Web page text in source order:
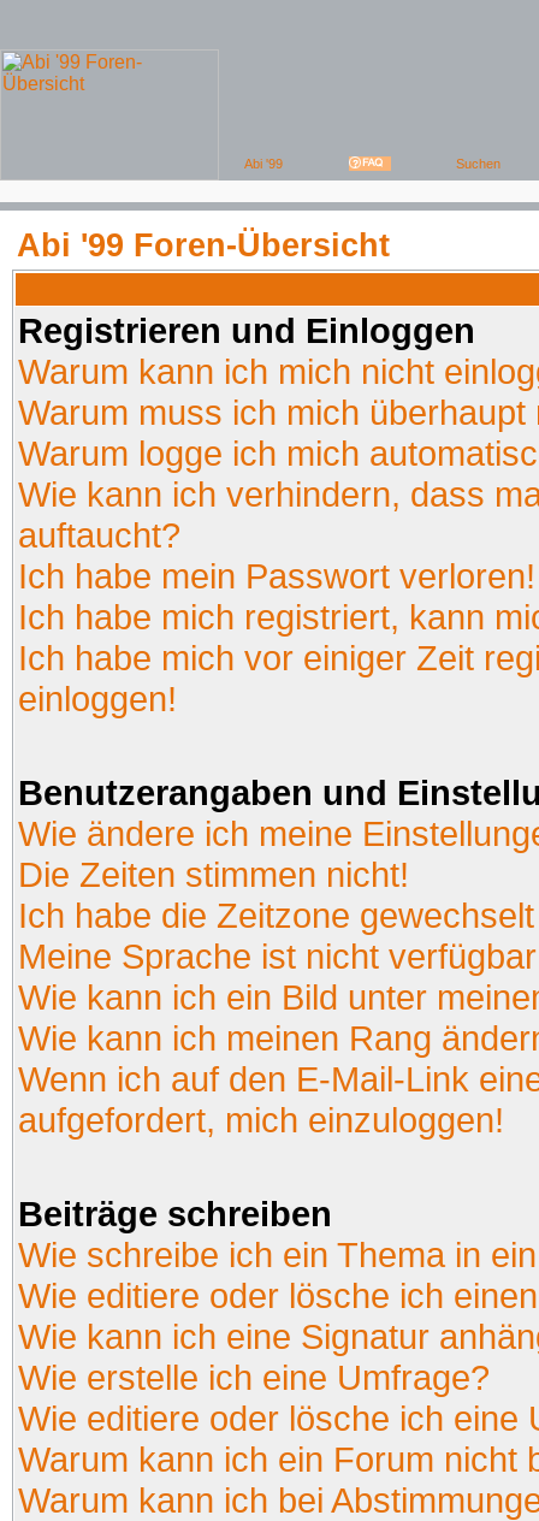
Abi '99 Foren-Übersicht
Registrieren und Einloggen
Warum kann ich mich nicht
Warum muss ich mich überhaupt
Warum logge ich mich
Wie kann ich verhindern, dass
auftaucht?
Ich habe mein Passwort verloren!
Ich habe mich registriert, kann
Ich habe mich vor einiger Zeit
einloggen!
Benutzerangaben und
Wie ändere ich meine
Die Zeiten stimmen nicht!
Ich habe die Zeitzone
Meine Sprache ist nicht
Wie kann ich ein Bild unter
Wie kann ich meinen Rang
Wenn ich auf den E-Mail-Link
aufgefordert, mich einzuloggen!
Beiträge schreiben
Wie schreibe ich ein Thema in
Wie editiere oder lösche ich
Wie kann ich eine Signatur
Wie erstelle ich eine Umfrage?
Wie editiere oder lösche ich eine
Warum kann ich ein Forum nicht
Warum kann ich bei